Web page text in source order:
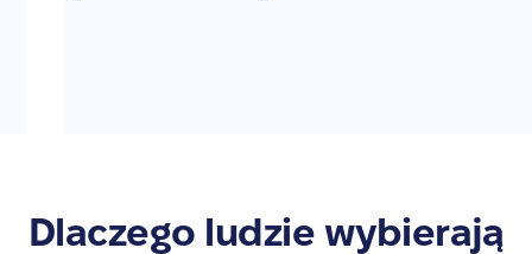
Dlaczego ludzie wybierają